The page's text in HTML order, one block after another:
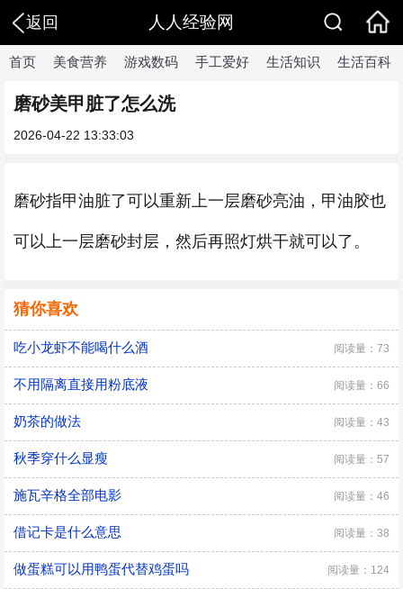
返回 人人经验网
首页 美食营养 游戏数码 手工爱好 生活知识 生活百科
磨砂美甲脏了怎么洗
2026-04-22 13:33:03
磨砂指甲油脏了可以重新上一层磨砂亮油，甲油胶也
可以上一层磨砂封层，然后再照灯烘干就可以了。
猜你喜欢
吃小龙虾不能喝什么酒 阅读量：73
不用隔离直接用粉底液 阅读量：66
奶茶的做法 阅读量：43
秋季穿什么显瘦 阅读量：57
施瓦辛格全部电影 阅读量：46
借记卡是什么意思 阅读量：38
做蛋糕可以用鸭蛋代替鸡蛋吗 阅读量：124